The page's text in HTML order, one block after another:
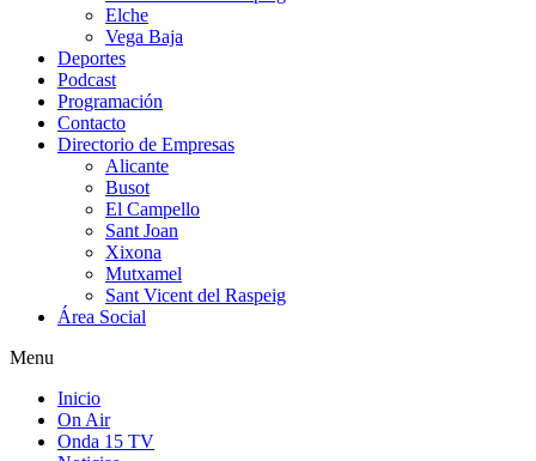
Elche
Vega Baja
Deportes
Podcast
Programación
Contacto
Directorio de Empresas
Alicante
Busot
El Campello
Sant Joan
Xixona
Mutxamel
Sant Vicent del Raspeig
Área Social
Menu
Inicio
On Air
Onda 15 TV